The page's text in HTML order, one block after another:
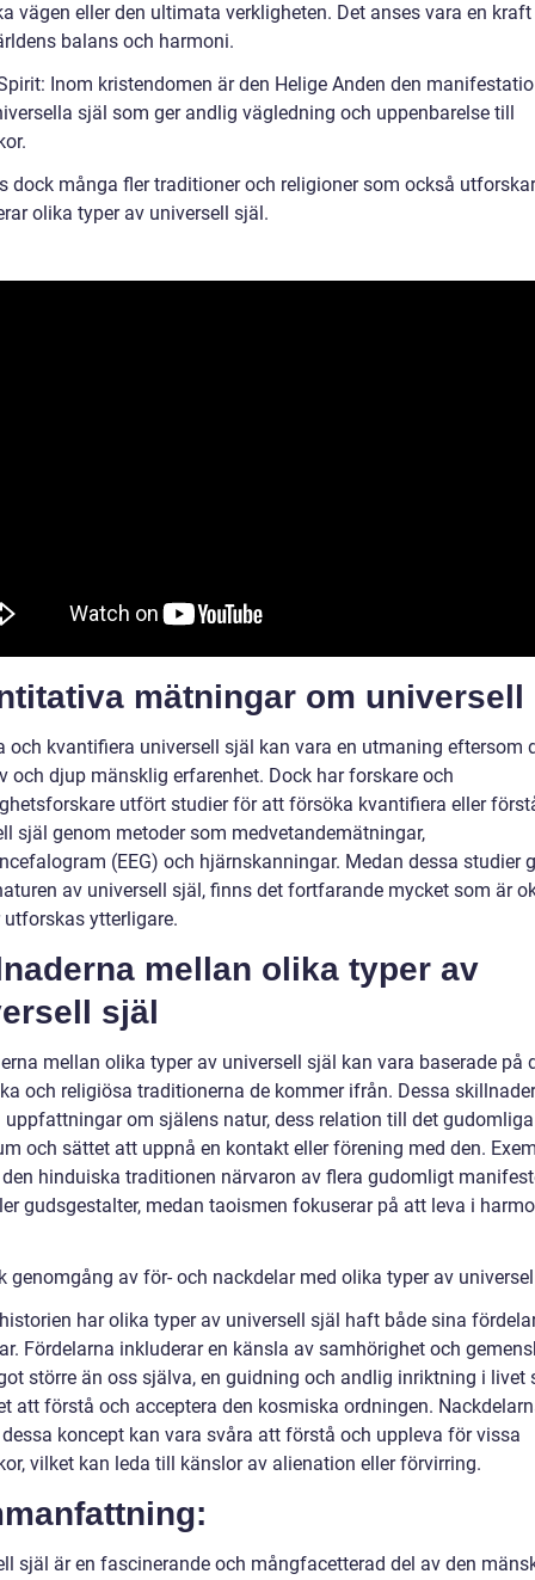
vägen eller den ultimata verkligheten. Det anses vara en
balans och harmoni.
Inom kristendomen är den Helige Anden den
själ som ger andlig vägledning och uppenbarelse till
dock många fler traditioner och religioner som också
olika typer av universell själ.
mätningar om universell
och kvantifiera universell själ kan vara en utmaning eftersom
och djup mänsklig erfarenhet. Dock har forskare och
utfört studier för att försöka kvantifiera eller
själ genom metoder som medvetandemätningar,
(EEG) och hjärnskanningar. Medan dessa studier
av universell själ, finns det fortfarande mycket som är
utforskas ytterligare.
mellan olika typer av
själ
mellan olika typer av universell själ kan vara baserade på
och religiösa traditionerna de kommer ifrån. Dessa
om själens natur, dess relation till det
och sättet att uppnå en kontakt eller förening med den.
hinduiska traditionen närvaron av flera gudomligt
gudsgestalter, medan taoismen fokuserar på att leva i
genomgång av för- och nackdelar med olika typer av
har olika typer av universell själ haft både sina
Fördelarna inkluderar en känsla av samhörighet och
större än oss själva, en guidning och andlig inriktning i livet
att förstå och acceptera den kosmiska ordningen.
koncept kan vara svåra att förstå och uppleva för vissa
vilket kan leda till känslor av alienation eller förvirring.
själ är en fascinerande och mångfacetterad del av den